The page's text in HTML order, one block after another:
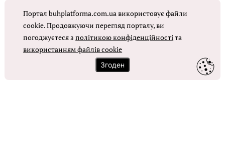
Оплата праці в КНП
ОТРИМАТИ ДОСТУП
Портал buhplatforma.com.ua використовує файли
cookie. Продовжуючи перегляд порталу, ви
погоджуєтеся зполітикою конфіденційностіта
використанням файлів cookie
Згоден